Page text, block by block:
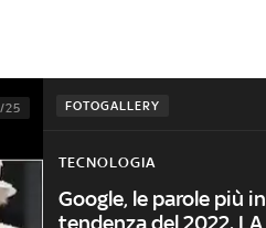
FOTOGALLERY
25
TECNOLOGIA
Google, le parole più in
tendenza del 2022. LA